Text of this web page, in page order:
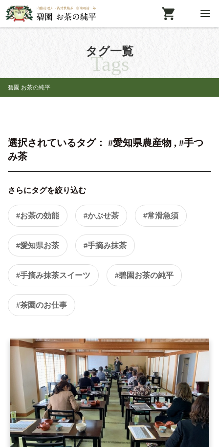
タグ一覧
Tags
碧園 お茶の純平
選択されているタグ： #愛知県農産物 , #手つ
み茶
さらにタグを絞り込む
#お茶の効能 #かぶせ茶 #常滑急須
#愛知県お茶 #手摘み抹茶
#手摘み抹茶スイーツ #碧園お茶の純平
#茶園のお仕事